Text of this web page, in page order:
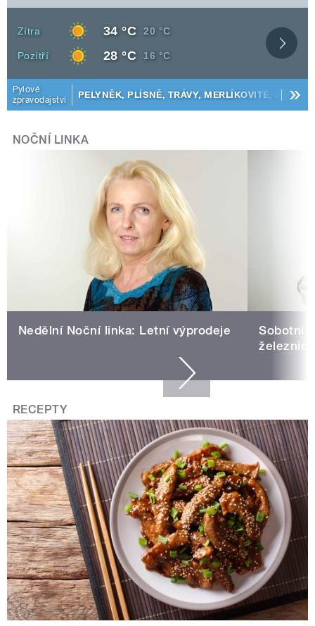
Noční
20 °C
Denní
34 °C
Den
Zítra
Noční
16 °C
Denní
28 °C
Den
Pozítří
celou
Pylové
zpravodajství
PELYNĚK, PLÍSNĚ, TRÁVY, MERLÍKOVITÉ,
NOČNÍ LINKA
Nedělní Noční linka: Letní výprodeje
Sobotní
železnicí
RECEPTY